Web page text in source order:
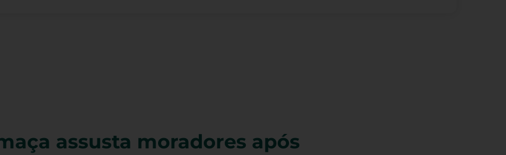
assusta moradores após